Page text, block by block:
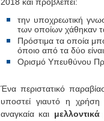
την υποχρεωτική
των οποίων χάθηκαν
Πρόστιμα τα οποία
όποιο από τα δύο
Ορισμό Υπευθύνου
Ένα περιστατικό
υποστεί γιαυτό η χρήση
αναγκαία και